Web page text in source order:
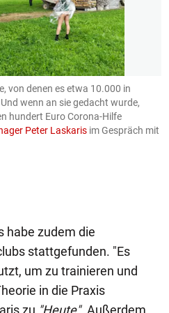
von denen es etwa 10.000 in
wenn an sie gedacht wurde,
hundert Euro Corona-Hilfe
Peter Laskaris im Gespräch mit
habe zudem die
stattgefunden. "Es
um zu trainieren und
in die Praxis
zu "Heute". Außerdem